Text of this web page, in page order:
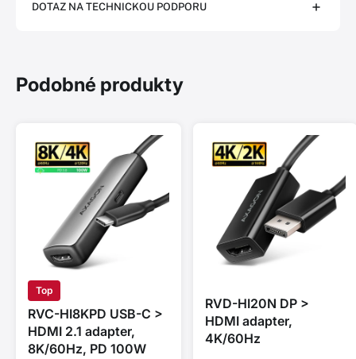
DOTAZ NA TECHNICKOU PODPORU
Podobné produkty
Top
RVC-HI8KPD USB-C >
HDMI 2.1 adapter,
8K/60Hz, PD 100W
RVD-HI20N DP >
HDMI adapter,
4K/60Hz